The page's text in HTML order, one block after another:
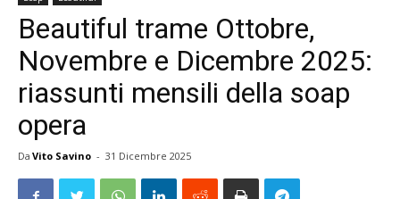
Beautiful trame Ottobre,
Novembre e Dicembre 2025:
riassunti mensili della soap
opera
Da Vito Savino - 31 Dicembre 2025